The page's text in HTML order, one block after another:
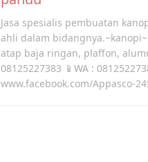
Jasa spesialis pembuatan
ahli dalam
atap baja ringan, plaffon,
08125227383 📱WA :
www.facebook.com/Appasco-